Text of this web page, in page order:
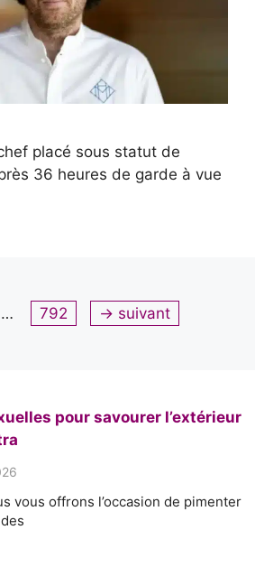
placé sous statut de
36 heures de garde à vue
… Page
792 → suivant
pour savourer l’extérieur
vous offrons l’occasion de pimenter